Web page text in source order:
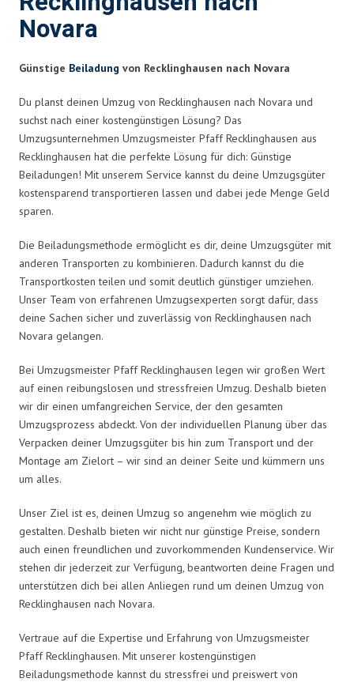
Novara
Günstige Beiladung von Recklinghausen nach Novara
Du planst deinen Umzug von Recklinghausen nach Novara und
suchst nach einer kostengünstigen Lösung? Das
Umzugsunternehmen Umzugsmeister Pfaff Recklinghausen aus
Recklinghausen hat die perfekte Lösung für dich: Günstige
Beiladungen! Mit unserem Service kannst du deine Umzugsgüter
kostensparend transportieren lassen und dabei jede Menge Geld
sparen.
Die Beiladungsmethode ermöglicht es dir, deine Umzugsgüter mit
anderen Transporten zu kombinieren. Dadurch kannst du die
Transportkosten teilen und somit deutlich günstiger umziehen.
Unser Team von erfahrenen Umzugsexperten sorgt dafür, dass
deine Sachen sicher und zuverlässig von Recklinghausen nach
Novara gelangen.
Bei Umzugsmeister Pfaff Recklinghausen legen wir großen Wert
auf einen reibungslosen und stressfreien Umzug. Deshalb bieten
wir dir einen umfangreichen Service, der den gesamten
Umzugsprozess abdeckt. Von der individuellen Planung über das
Verpacken deiner Umzugsgüter bis hin zum Transport und der
Montage am Zielort – wir sind an deiner Seite und kümmern uns
um alles.
Unser Ziel ist es, deinen Umzug so angenehm wie möglich zu
gestalten. Deshalb bieten wir nicht nur günstige Preise, sondern
auch einen freundlichen und zuvorkommenden Kundenservice. Wir
stehen dir jederzeit zur Verfügung, beantworten deine Fragen und
unterstützen dich bei allen Anliegen rund um deinen Umzug von
Recklinghausen nach Novara.
Vertraue auf die Expertise und Erfahrung von Umzugsmeister
Pfaff Recklinghausen. Mit unserer kostengünstigen
Beiladungsmethode kannst du stressfrei und preiswert von